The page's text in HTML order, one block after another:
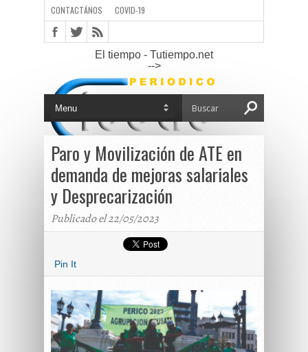
CONTACTÁNOS COVID-19
El tiempo - Tutiempo.net
-->
Paro y Movilización de ATE en
demanda de mejoras salariales
y Desprecarización
Publicado el 22/05/2023
Pin It